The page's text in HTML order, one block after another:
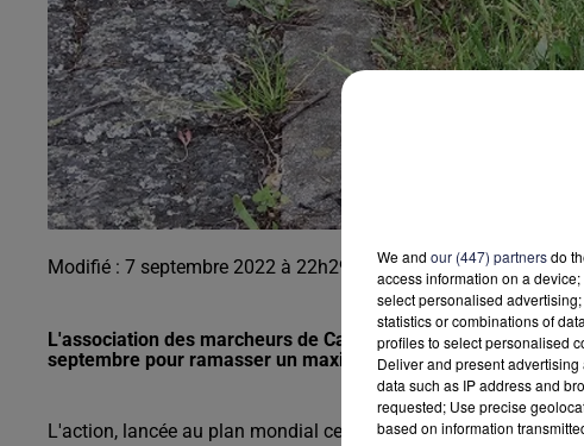
Modifié : 7 septembre 2022 à 22h29 par la rédaction
L'association des marcheurs de Carbon-Blanc a décidé de
septembre pour ramasser un maximum de déchets sur
L'action, lancée au plan mondial ce dimanche 18 septembre, a
We and our (447) partnersdo
access information on a
select personalised
statistics or combinations of
profiles to select personalised
Deliver and present
data such as IP address and
requested; Use precise
based on information